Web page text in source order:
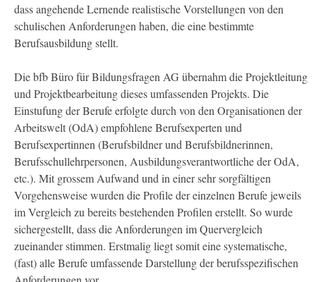
dass angehende Lernende realistische Vorstellungen von den
schulischen Anforderungen haben, die eine bestimmte
Berufsausbildung stellt.
Die bfb Büro für Bildungsfragen AG übernahm die Projektleitung
und Projektbearbeitung dieses umfassenden Projekts. Die
Einstufung der Berufe erfolgte durch von den Organisationen der
Arbeitswelt (OdA) empfohlene Berufsexperten und
Berufsexpertinnen (Berufsbildner und Berufsbildnerinnen,
Berufsschullehrpersonen, Ausbildungsverantwortliche der OdA,
etc.). Mit grossem Aufwand und in einer sehr sorgfältigen
Vorgehensweise wurden die Profile der einzelnen Berufe jeweils
im Vergleich zu bereits bestehenden Profilen erstellt. So wurde
sichergestellt, dass die Anforderungen im Quervergleich
zueinander stimmen. Erstmalig liegt somit eine systematische,
(fast) alle Berufe umfassende Darstellung der berufsspezifischen